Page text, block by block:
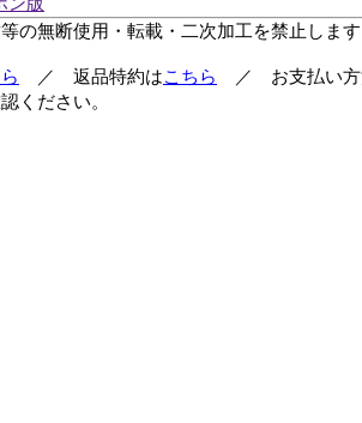
の無断使用・転載・二次加工を禁止しま
／ 返品特約はこちら
／ お支払い方
ください。